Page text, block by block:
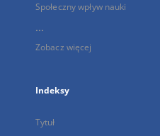
Społeczny wpływ nauki
...
Zobacz więcej
Indeksy
Tytuł